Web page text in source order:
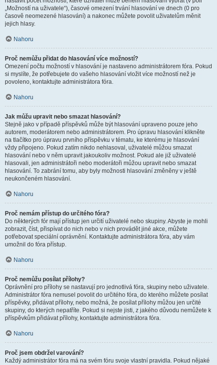
„Možností na uživatele“), časové omezení trvání hlasování ve dnech (0 pro
časově neomezené hlasování) a nakonec můžete povolit uživatelům měnit
jejich hlasy.
Nahoru
Proč nemůžu přidat do hlasování více možností?
Omezení počtu možností v hlasování je nastaveno administrátorem fóra. Pokud
si myslíte, že potřebujete do vašeho hlasování vložit více možností než je
povoleno, kontaktujte administrátora fóra.
Nahoru
Jak můžu upravit nebo smazat hlasování?
Stejně jako v případě příspěvků může být hlasování upraveno pouze jeho
autorem, moderátorem nebo administrátorem. Pro úpravu hlasování klikněte
na tlačítko pro úpravu prvního příspěvku v tématu, ke kterému je hlasování
vždy připojeno. Pokud zatím nikdo nehlasoval, uživatelé můžou smazat
hlasování nebo v něm upravit jakoukoliv možnost. Pokud ale již uživatelé
hlasovali, jen administrátoři nebo moderátoři můžou upravit nebo smazat
hlasování. To zabrání tomu, aby byly možnosti hlasování změněny v ještě
neukončeném hlasování.
Nahoru
Proč nemám přístup do určitého fóra?
Do některých fór mají přístup jen určití uživatelé nebo skupiny. Abyste je mohli
zobrazit, číst, přispívat do nich nebo v nich provádět jiné akce, můžete
potřebovat speciální oprávnění. Kontaktujte administrátora fóra, aby vám
umožnil do fóra přístup.
Nahoru
Proč nemůžu posílat přílohy?
Oprávnění pro přílohy se nastavují pro jednotlivá fóra, skupiny nebo uživatele.
Administrátor fóra nemusel povolit do určitého fóra, do kterého můžete posílat
příspěvky, přidávat přílohy, nebo možná, že posílat přílohy můžou jen určité
skupiny, do kterých nepatříte. Pokud si nejste jisti, z jakého důvodu nemůžete k
příspěvkům přidávat přílohy, kontaktujte administrátora fóra.
Nahoru
Proč jsem obdržel varování?
Každý administrátor fóra má na svém fóru svoje vlastní pravidla. Pokud nějaké